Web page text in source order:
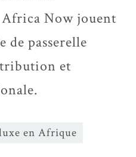
Now jouent
de passerelle
et
en Afrique